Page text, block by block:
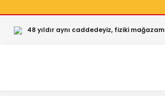
48 yıldır aynı caddedeyiz, fiziki